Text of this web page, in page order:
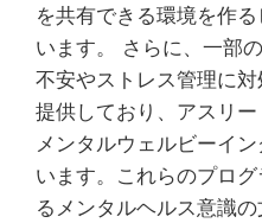
を共有できる環境を作
います。 さらに、一部
不安やストレス管理に
提供しており、アスリ
メンタルウェルビーイ
います。これらのプロ
るメンタルヘルス意識